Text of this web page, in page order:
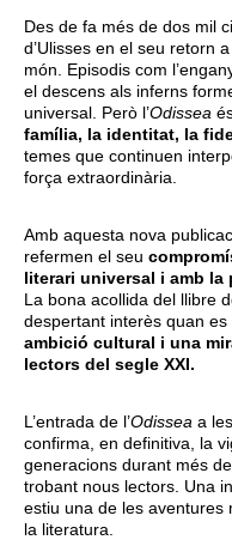
Des de fa més de dos mil
d’Ulisses en el seu retorn
món. Episodis com
el descens als inferns
universal. Però l’Odissea
família, la identitat, la
temes que continuen
força extraordinària.
Amb aquesta nova
refermen el seu
literari universal i amb la
La bona acollida del llibre
despertant interès quan
ambició cultural i una
lectors del segle XXI.
L’entrada de l’Odissea a
confirma, en definitiva, la
generacions durant més
trobant nous lectors. Una
estiu una de les aventures
la literatura.